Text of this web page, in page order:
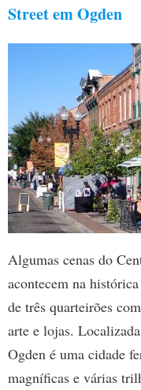
Street em Ogden
Algumas cenas do
acontecem na
de três quarteirões
arte e lojas.
Ogden é uma cidade
magníficas e várias